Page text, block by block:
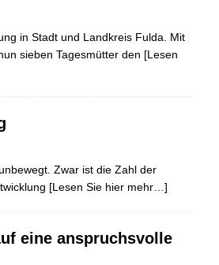
in Stadt und Landkreis Fulda. Mit
sieben Tagesmütter den [Lesen
Zwar ist die Zahl der
[Lesen Sie hier mehr…]
eine anspruchsvolle